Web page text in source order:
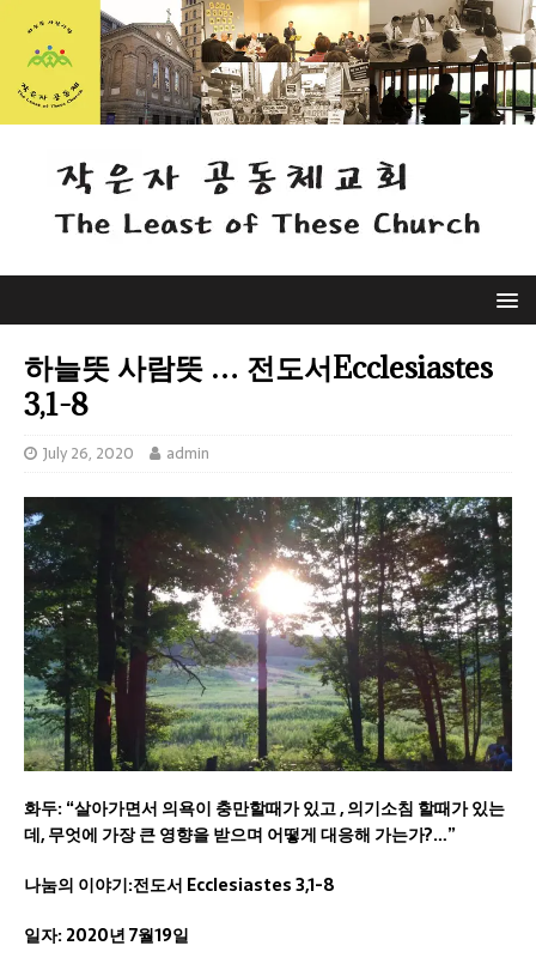
하늘뜻 사람뜻 … 전도서Ecclesiastes
3,1-8
July 26, 2020 admin
화두: “살아가면서 의욕이 충만할때가 있고 , 의기소침 할때가 있는
데, 무엇에 가장 큰 영향을 받으며 어떻게 대응해 가는가?…”
나눔의 이야기:전도서 Ecclesiastes 3,1-8
일자: 2020년 7월19일